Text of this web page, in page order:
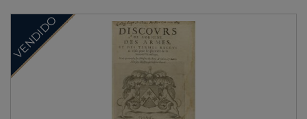
original de la época en plena piel, cortes pintados, planos rozados.
CCPB 42842-6. Palau 300550. Primera edición.
VENDIDO